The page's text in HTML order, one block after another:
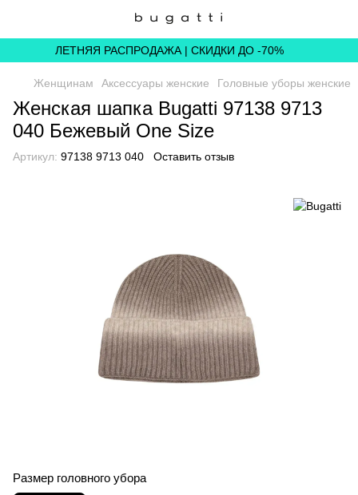
ЛЕТНЯЯ РАСПРОДАЖА | СКИДКИ ДО -70%
Женщинам Аксессуары женские Головные уборы женские
Женская шапка Bugatti 97138 9713
040 Бежевый One Size
Артикул: 97138 9713 040 Оставить отзыв
Размер головного убора